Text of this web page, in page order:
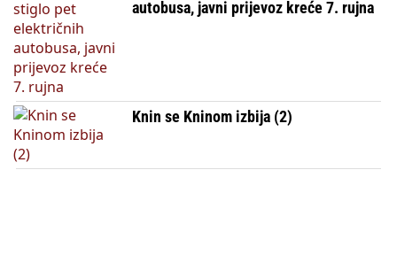
autobusa, javni prijevoz kreće 7. rujna
Knin se Kninom izbija (2)